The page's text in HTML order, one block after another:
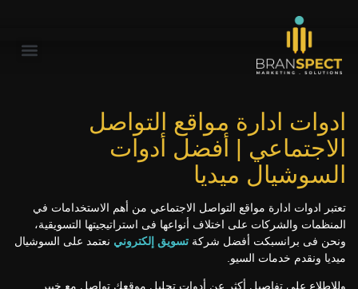
ادوات ادارة مواقع التواصل
الاجتماعي | أفضل أدوات
السوشيال ميديا
تعتبر ادوات ادارة مواقع التواصل الاجتماعي من أهم الاستخدامات في
المنظمات والشرکات على اختلاف أنواعها فى استراتيجيتها التسويقية،
ونحن فى برانسبكت أفضل شركة تسويق إلكتروني نعتمد على السوشيال
ميديا ونقدم خدمات السيو.
وللاطلاع علي تفاصيل أكثر عن أدوات تحليل موقعك تواصل مع خبير